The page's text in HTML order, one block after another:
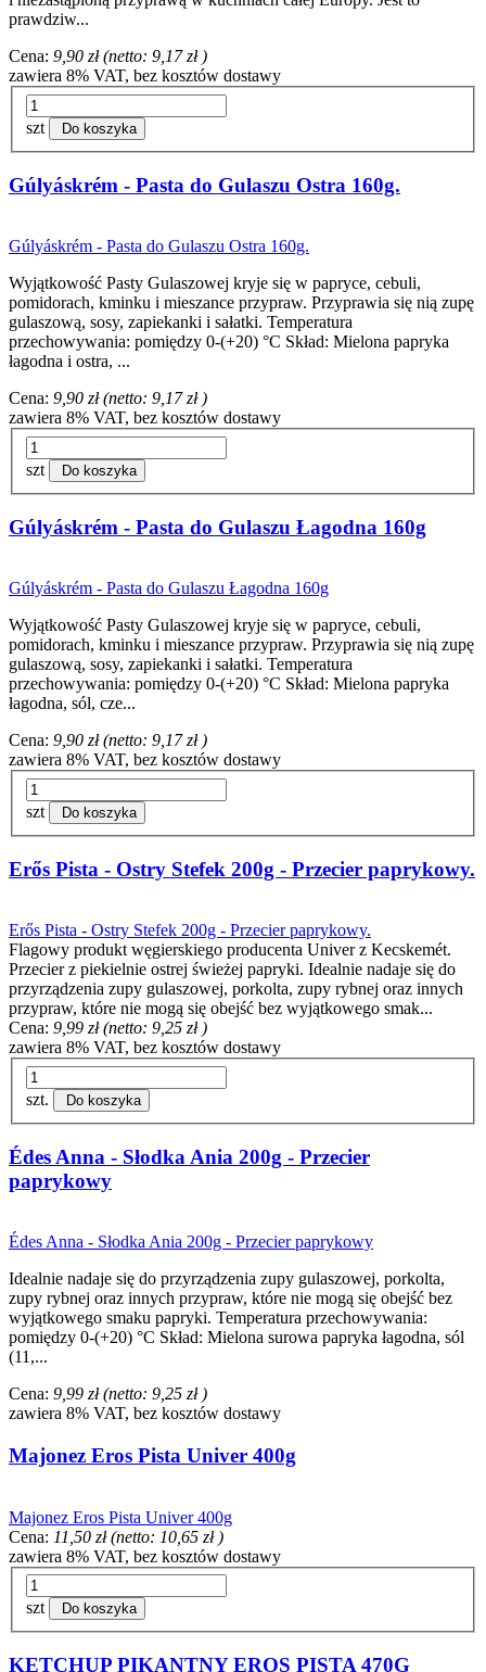
prawdziw...
Cena: 9,90 zł (netto: 9,17 zł)
zawiera 8% VAT, bez kosztów dostawy
szt Do koszyka
Gúlyáskrém - Pasta do Gulaszu Ostra 160g.
Gúlyáskrém - Pasta do Gulaszu Ostra 160g.
Wyjątkowość Pasty Gulaszowej kryje się w papryce, cebuli,
pomidorach, kminku i mieszance przypraw. Przyprawia się nią zupę
gulaszową, sosy, zapiekanki i sałatki. Temperatura
przechowywania: pomiędzy 0-(+20) °C Skład: Mielona papryka
łagodna i ostra, ...
Cena: 9,90 zł (netto: 9,17 zł)
zawiera 8% VAT, bez kosztów dostawy
szt Do koszyka
Gúlyáskrém - Pasta do Gulaszu Łagodna 160g
Gúlyáskrém - Pasta do Gulaszu Łagodna 160g
Wyjątkowość Pasty Gulaszowej kryje się w papryce, cebuli,
pomidorach, kminku i mieszance przypraw. Przyprawia się nią zupę
gulaszową, sosy, zapiekanki i sałatki. Temperatura
przechowywania: pomiędzy 0-(+20) °C Skład: Mielona papryka
łagodna, sól, cze...
Cena: 9,90 zł (netto: 9,17 zł)
zawiera 8% VAT, bez kosztów dostawy
szt Do koszyka
Erős Pista - Ostry Stefek 200g - Przecier paprykowy.
Erős Pista - Ostry Stefek 200g - Przecier paprykowy.
Flagowy produkt węgierskiego producenta Univer z Kecskemét.
Przecier z piekielnie ostrej świeżej papryki. Idealnie nadaje się do
przyrządzenia zupy gulaszowej, porkolta, zupy rybnej oraz innych
przypraw, które nie mogą się obejść bez wyjątkowego smak...
Cena: 9,99 zł (netto: 9,25 zł)
zawiera 8% VAT, bez kosztów dostawy
szt. Do koszyka
Édes Anna - Słodka Ania 200g - Przecier
paprykowy
Édes Anna - Słodka Ania 200g - Przecier paprykowy
Idealnie nadaje się do przyrządzenia zupy gulaszowej, porkolta,
zupy rybnej oraz innych przypraw, które nie mogą się obejść bez
wyjątkowego smaku papryki. Temperatura przechowywania:
pomiędzy 0-(+20) °C Skład: Mielona surowa papryka łagodna, sól
(11,...
Cena: 9,99 zł (netto: 9,25 zł)
zawiera 8% VAT, bez kosztów dostawy
Majonez Eros Pista Univer 400g
Majonez Eros Pista Univer 400g
Cena: 11,50 zł (netto: 10,65 zł)
zawiera 8% VAT, bez kosztów dostawy
szt Do koszyka
KETCHUP PIKANTNY EROS PISTA 470G